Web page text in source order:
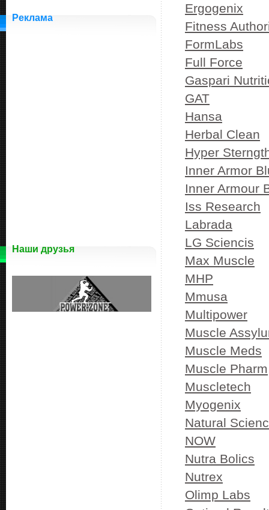
Реклама
Наши друзья
Ergogenix
Fitness
FormLabs
Full Force
Gaspari
GAT
Hansa
Herbal Clean
Hyper
Inner Armor
Inner Armour
Iss Research
Labrada
LG Sciencis
Max Muscle
MHP
Mmusa
Multipower
Muscle
Muscle Meds
Muscle Pharm
Muscletech
Myogenix
Natural
NOW
Nutra Bolics
Nutrex
Olimp Labs